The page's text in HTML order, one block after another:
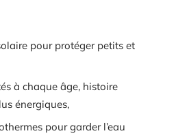
pour protéger petits et
à chaque âge, histoire
énergiques,
pour garder l’eau